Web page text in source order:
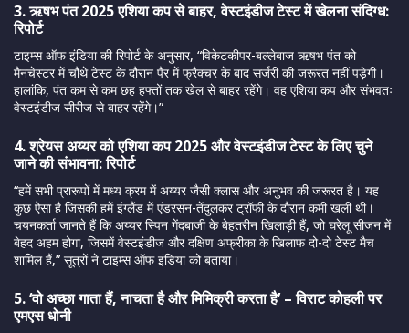
3. ऋषभ पंत 2025 एशिया कप से बाहर, वेस्टइंडीज टेस्ट में खेलना संदिग्ध:
रिपोर्ट
टाइम्स ऑफ इंडिया की रिपोर्ट के अनुसार, “विकेटकीपर-बल्लेबाज ऋषभ पंत को
मैनचेस्टर में चौथे टेस्ट के दौरान पैर में फ्रैक्चर के बाद सर्जरी की जरूरत नहीं पड़ेगी।
हालांकि, पंत कम से कम छह हफ्तों तक खेल से बाहर रहेंगे। वह एशिया कप और संभवतः
वेस्टइंडीज सीरीज से बाहर रहेंगे।”
4. श्रेयस अय्यर को एशिया कप 2025 और वेस्टइंडीज टेस्ट के लिए चुने
जाने की संभावना: रिपोर्ट
“हमें सभी प्रारूपों में मध्य क्रम में अय्यर जैसी क्लास और अनुभव की जरूरत है। यह
कुछ ऐसा है जिसकी हमें इंग्लैंड में एंडरसन-तेंदुलकर ट्रॉफी के दौरान कमी खली थी।
चयनकर्ता जानते हैं कि अय्यर स्पिन गेंदबाजी के बेहतरीन खिलाड़ी हैं, जो घरेलू सीजन में
बेहद अहम होगा, जिसमें वेस्टइंडीज और दक्षिण अफ्रीका के खिलाफ दो-दो टेस्ट मैच
शामिल हैं,” सूत्रों ने टाइम्स ऑफ इंडिया को बताया।
5. ‘वो अच्छा गाता हैं, नाचता है और मिमिक्री करता है’ – विराट कोहली पर
एमएस धोनी